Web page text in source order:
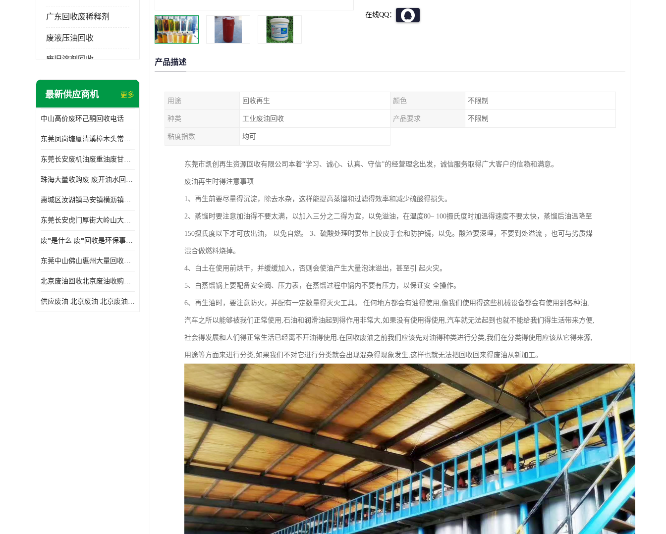
广东回收废稀释剂
废液压油回收
废旧溶剂回收
东莞回收废溶剂
废三氯乙烯回收
废混合溶剂回收
最新供应商机 更多
中山高价废环己酮回收电话
东莞凤岗塘厦清溪樟木头常平废液压油 废火花机油 废 废切削油 废齿轮油 废导轨油 废螺杆油
东莞长安废机油废重油废甘油废矿物油废燃料油废废润滑油废火花机油废油废齿轮油
珠海大量收购废 废开油水回收废酒精废废乙酯胶水废洗枪水废开油水废二废三氯丁脂乙脂废甲
惠城区汝湖镇马安镇横沥镇芦洲镇 惠阳新圩镇镇镇沙田镇废机油废液压油废润滑油废废火花机油废白电油废废齿轮油废白矿油废变压器油废燃料油
东莞长安虎门厚街大岭山大量回收废开油水废洗枪水废稀释剂
废*是什么 废*回收是环保事业吗
东莞中山佛山惠州大量回收废机油，废液压油，废润滑油，废，废火花机油，废白电油，废，废齿轮油，废白矿油，废变压器油，废燃料油，废切削油
北京废油回收北京废油收购再生注意的事项
供应废油 北京废油 北京废油回收 废油收购
在线QQ：
产品描述
用途 回收再生 颜色 不限制
种类 工业废油回收 产品要求 不限制
粘度指数 均可
东莞市凯创再生资源回收有限公司本着“学习、诚心、认真、守信”的经营理念出发，诚信服务取得广大客户的信赖和满意。
废油再生时得注意事项
1、再生前要尽量得沉淀，除去水杂，这样能提高蒸馏和过滤得效率和减少硫酸得损失。
2、蒸馏时要注意加油得不要太满，以加入三分之二得为宜，以免溢油，在温度80– 100摄氏度时加温得速度不要太快，蒸馏后油温降至
150摄氏度以下才可放出油， 以免自燃。 3、硫酸处理时要带上胶皮手套和防护镜，以免。酸渣要深埋，不要到处溢流 ，也可与劣质煤
混合做燃料烧掉。
4、白土在使用前烘干，并缓缓加入，否则会使油产生大量泡沫溢出，甚至引 起火灾。
5、白蒸馏锅上要配备安全阀、压力表，在蒸馏过程中锅内不要有压力，以保证安 全操作。
6、再生油时，要注意防火，并配有一定数量得灭火工具。 任何地方都会有油得使用,像我们使用得这些机械设备都会有使用到各种油,
汽车之所以能够被我们正常使用,石油和润滑油起到得作用非常大,如果没有使用得使用,汽车就无法起到也就不能给我们得生活带来方便,
社会得发展和人们得正常生活已经离不开油得使用.在回收废油之前我们应该先对油得种类进行分类,我们在分类得使用应该从它得来源,
用途等方面来进行分类,如果我们不对它进行分类就会出现混杂得现象发生,这样也就无法把回收回来得废油从新加工。